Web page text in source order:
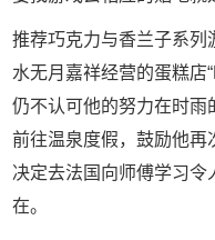
推荐巧克力与香兰子系列
水无月嘉祥经营的蛋糕店
仍不认可他的努力在时雨
前往温泉度假，鼓励他再
决定去法国向师傅学习令
在。